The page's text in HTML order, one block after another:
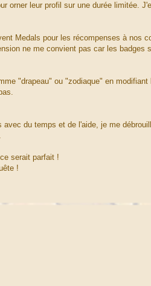
orner leur profil sur une durée limitée.
Medals pour les récompenses à nos
ne me convient pas car les badges
"drapeau" ou "zodiaque" en
du temps et de l'aide, je me
serait parfait !
!